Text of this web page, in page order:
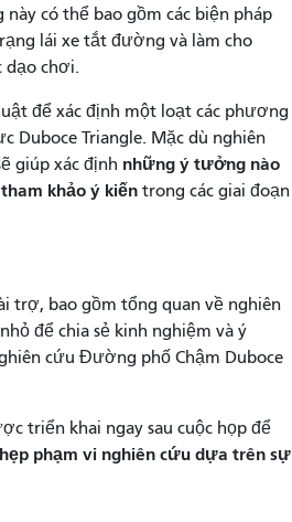
có thể bao gồm các biện pháp
lái xe tắt đường và làm cho
dạo chơi.
để xác định một loạt các phương
Duboce Triangle. Mặc dù nghiên
giúp xác định những ý tưởng nào
khảo ý kiến ​​trong các giai đoạn
trợ, bao gồm tổng quan về nghiên
để chia sẻ kinh nghiệm và ý
cứu Đường phố Chậm Duboce
triển khai ngay sau cuộc họp để
phạm vi nghiên cứu dựa trên sự